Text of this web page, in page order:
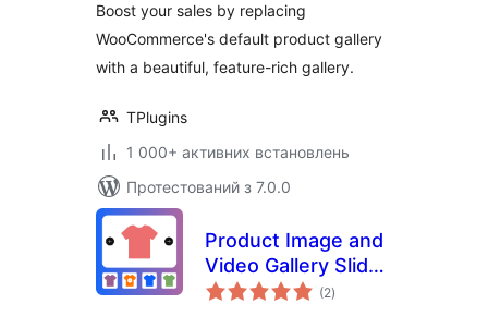
Boost your sales by replacing
WooCommerce's default product gallery
with a beautiful, feature-rich gallery.
TPlugins
1 000+ активних встановлень
Протестований з 7.0.0
Product Image and
Video Gallery Slider
for WooCommerce
(2загальний
рейтинг
)